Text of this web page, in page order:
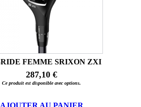
FEMME SRIXON ZXI
287,10 €
Ce produit est disponible avec options.
AJOUTER AU PANIER